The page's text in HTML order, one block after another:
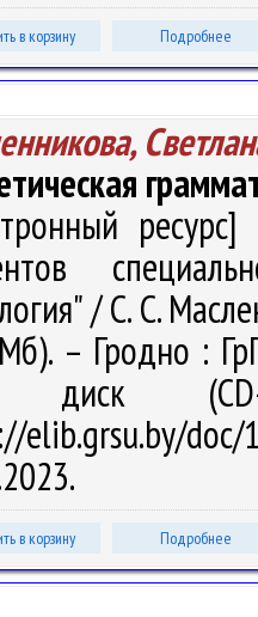
в корзину Подробнее
/ С. С.
– Гродно :
диск
elib.grsu.by/
в корзину Подробнее